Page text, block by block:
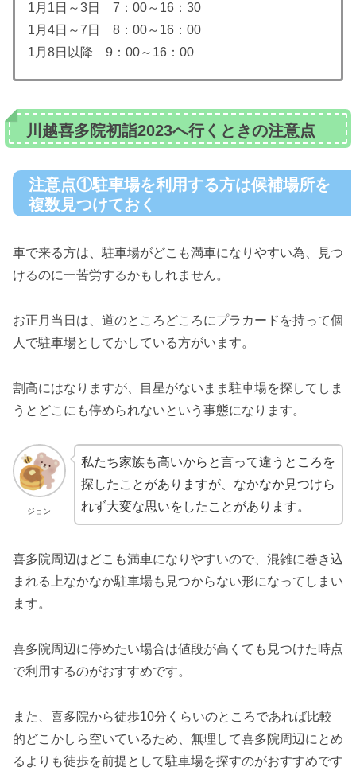
1月1日～3日 7：00～16：30
1月4日～7日 8：00～16：00
1月8日以降 9：00～16：00
川越喜多院初詣2023へ行くときの注意点
注意点①駐車場を利用する方は候補場所を
複数見つけておく
車で来る方は、駐車場がどこも満車になりやすい為、見つ
けるのに一苦労するかもしれません。
お正月当日は、道のところどころにプラカードを持って個
人で駐車場としてかしている方がいます。
割高にはなりますが、目星がないまま駐車場を探してしま
うとどこにも停められないという事態になります。
ジョン
私たち家族も高いからと言って違うところを
探したことがありますが、なかなか見つけら
れず大変な思いをしたことがあります。
喜多院周辺はどこも満車になりやすいので、混雑に巻き込
まれる上なかなか駐車場も見つからない形になってしまい
ます。
喜多院周辺に停めたい場合は値段が高くても見つけた時点
で利用するのがおすすめです。
また、喜多院から徒歩10分くらいのところであれば比較
的どこかしら空いているため、無理して喜多院周辺にとめ
るよりも徒歩を前提として駐車場を探すのがおすすめです